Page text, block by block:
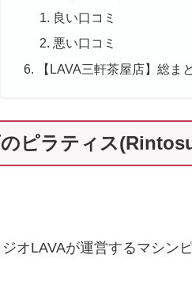
良い口コミ
悪い口コミ
【LAVA三軒茶屋店】総ま
ピラティス
オLAVAが運営するマシン